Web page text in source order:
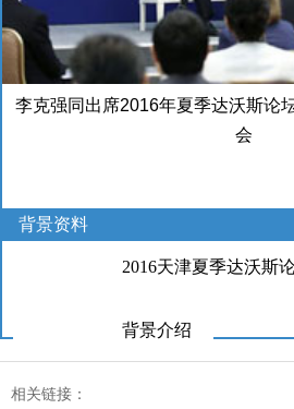
李克强同出席2016年夏季达沃斯论
会
背景资料
2016天津夏季达沃斯
背景介绍
相关链接：